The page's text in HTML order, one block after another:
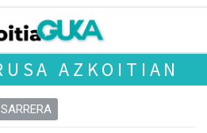
AZKOITIAN
SARRERA